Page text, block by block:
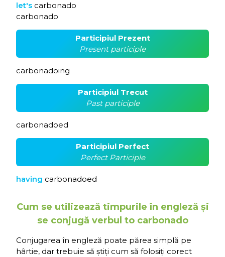
let's carbonado
carbonado
Participiul Prezent
Present participle
carbonadoing
Participiul Trecut
Past participle
carbonadoed
Participiul Perfect
Perfect Participle
having carbonadoed
Cum se utilizează timpurile în engleză și
se conjugă verbul to carbonado
Conjugarea în engleză poate părea simplă pe
hârtie, dar trebuie să știți cum să folosiți corect